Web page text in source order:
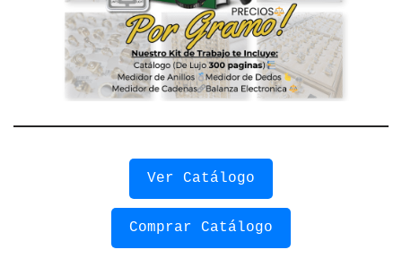
Ver Catálogo
Comprar Catálogo